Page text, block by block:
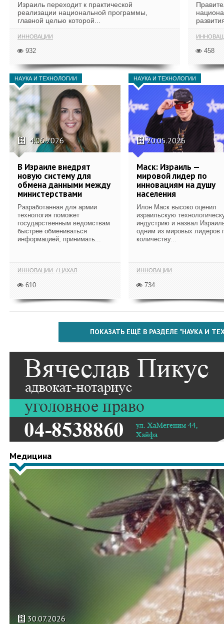
Израиль переходит к практической
реализации национальной программы,
главной целью которой...
ИННОВАЦИИ
932 458
НАУКА И ТЕХНОЛОГИИ
4.06.2026
В Израиле внедрят
новую систему для
обмена данными между
министерствами
Разработанная для армии
технология поможет
государственным ведомствам
быстрее обмениваться
информацией, принимать...
ИННОВАЦИИ ЦАХАЛ
610
НАУКА И ТЕХНОЛОГИИ
20.05.2026
Маск: Израиль —
мировой лидер по
инновациям на душу
населения
Илон Маск высоко оценил
израильскую
индустрию и назвал
одним из мировых лидеров
количеству...
ИННОВАЦИИ
734
ПОКАЗАТЬ ЕЩЁ В РАЗДЕЛЕ "НАУКА И
Медицина
30.07.2026